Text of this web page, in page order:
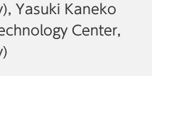
Yasuki Kaneko
Center,